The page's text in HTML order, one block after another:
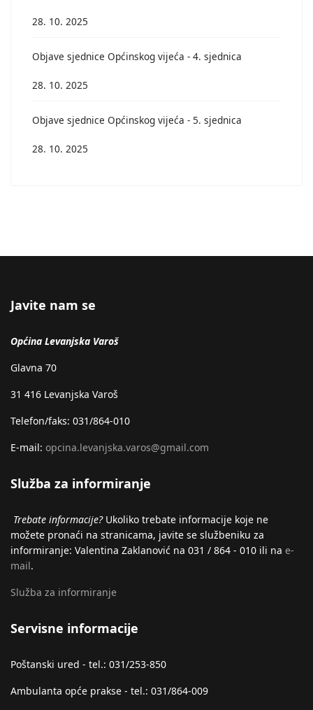
28. 10. 2025
Objave sjednice Općinskog vijeća - 4. sjednica
28. 10. 2025
Objave sjednice Općinskog vijeća - 5. sjednica
28. 10. 2025
Javite nam se
Općina Levanjska Varoš
Glavna 70
31 416 Levanjska Varoš
Telefon/faks: 031/864-010
E-mail: opcina.levanjska.varos@gmail.com
Služba za informiranje
Trebate informacije?Ukoliko trebate informacije koje ne
možete pronaći na stranicama, javite se službeniku za
informiranje: Valentina Zaklanović na 031 / 864 - 010 ili na e-
mail.
Služba za informiranje
Servisne informacije
Poštanski ured - tel.: 031/253-850
Ambulanta opće prakse - tel.: 031/864-009